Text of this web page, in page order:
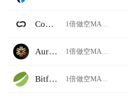
Common 1倍做空MATIC/USDT
Auriswap 1倍做空MATIC/USDT
Bitfinex 1倍做空MATIC/USDT